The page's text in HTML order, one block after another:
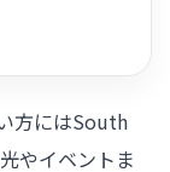
方にはSouth
やイベントま